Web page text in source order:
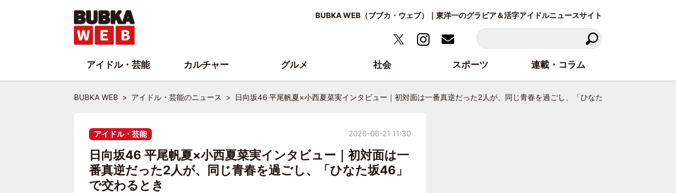
BUBKA WEB（ブブカ・ウェブ）｜東洋一のグラビア＆活字アイドルニュースサイト
BUBKA WEB アイドル・芸能のニュース 日向坂46 平尾帆夏×小西夏菜実インタビュー｜初対面は一番真逆だった2人が、同じ青春を過ごし、「ひなた坂46」で交わるとき
アイドル・芸能 2026-06-21 11:30
日向坂46 平尾帆夏×小西夏菜実インタビュー｜初対面は一
番真逆だった2人が、同じ青春を過ごし、「ひなた坂46」
で交わるとき
アイドル・芸能 カルチャー グルメ 社会 スポーツ 連載・コラム